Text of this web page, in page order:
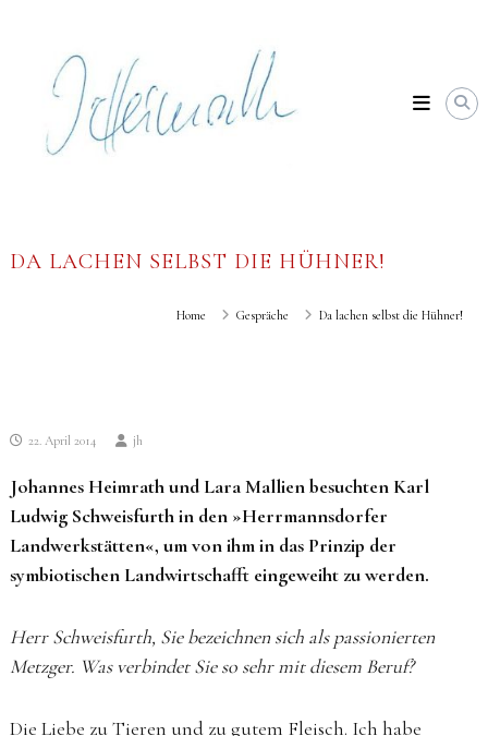
content
Heimrath
DA LACHEN SELBST DIE HÜHNER!
Home Gespräche Da lachen selbst die Hühner!
22. April 2014 jh
Johannes Heimrath und Lara Mallien besuchten Karl
Ludwig Schweisfurth in den »Herrmannsdorfer
Landwerkstätten«, um von ihm in das Prinzip der
symbiotischen Landwirtschafft eingeweiht zu werden.
Herr Schweisfurth, Sie bezeichnen sich als passionierten
Metzger. Was verbindet Sie so sehr mit diesem Beruf?
Die Liebe zu Tieren und zu gutem Fleisch. Ich habe